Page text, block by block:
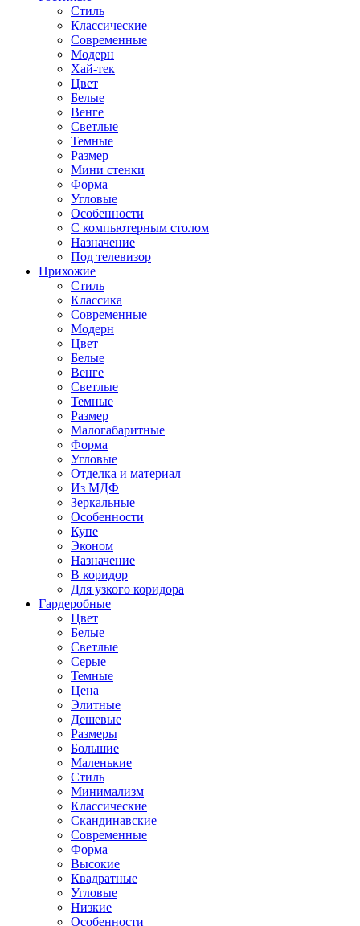
Стиль
Классические
Современные
Модерн
Хай-тек
Цвет
Белые
Венге
Светлые
Темные
Размер
Мини стенки
Форма
Угловые
Особенности
С компьютерным столом
Назначение
Под телевизор
Прихожие
Стиль
Классика
Современные
Модерн
Цвет
Белые
Венге
Светлые
Темные
Размер
Малогабаритные
Форма
Угловые
Отделка и материал
Из МДФ
Зеркальные
Особенности
Купе
Эконом
Назначение
В коридор
Для узкого коридора
Гардеробные
Цвет
Белые
Светлые
Серые
Темные
Цена
Элитные
Дешевые
Размеры
Большие
Маленькие
Стиль
Минимализм
Классические
Скандинавские
Современные
Форма
Высокие
Квадратные
Угловые
Низкие
Особенности